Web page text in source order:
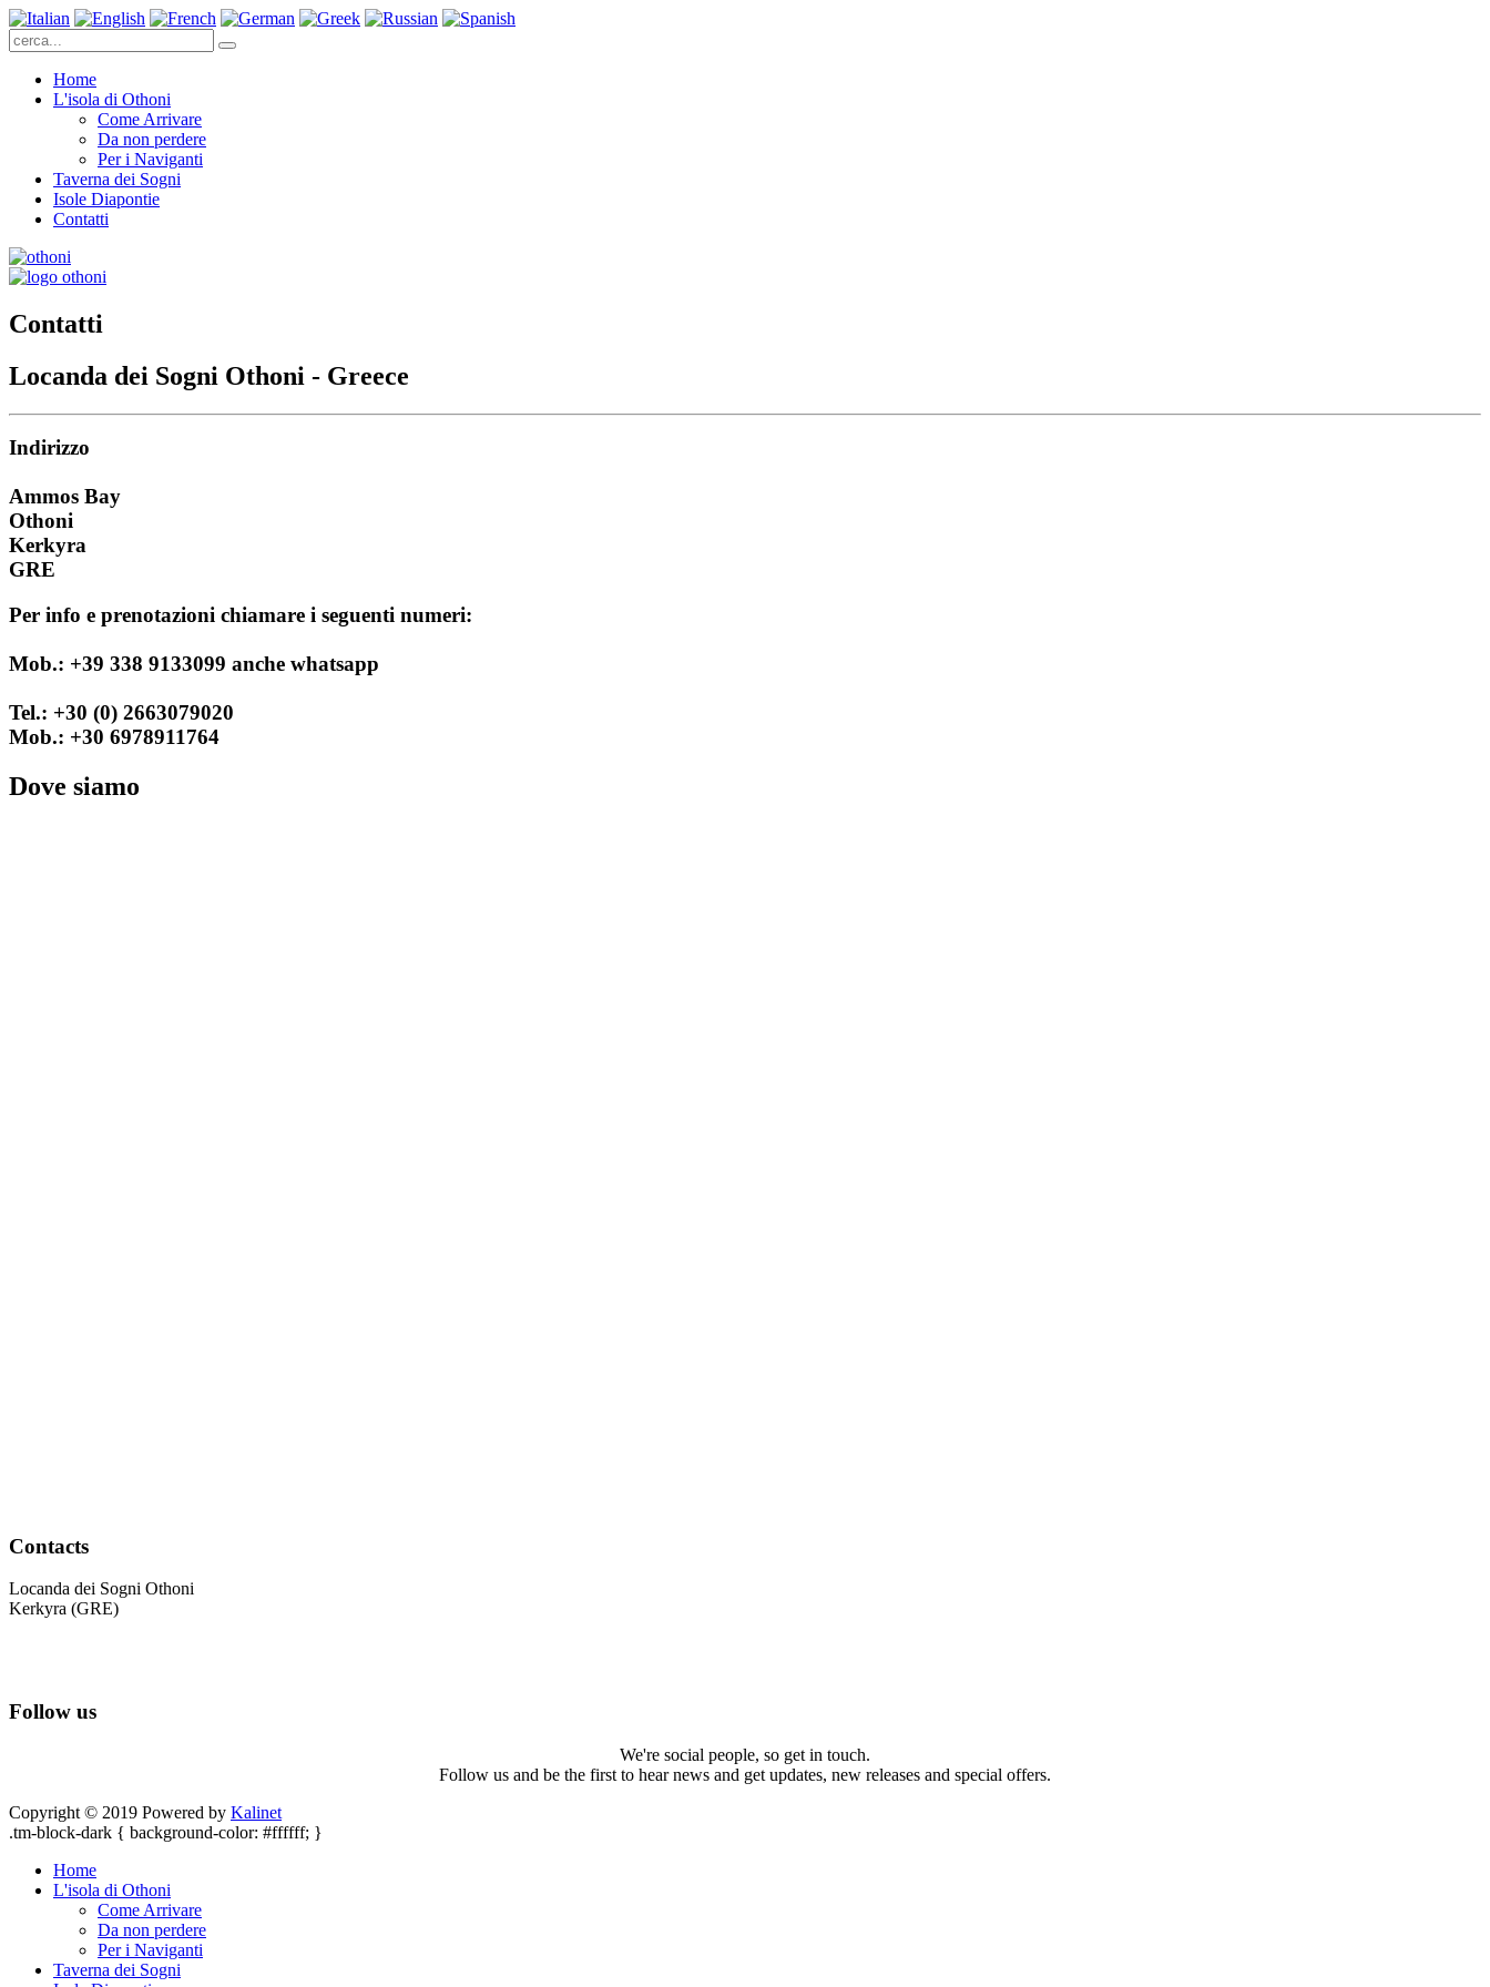
Home
L'isola di Othoni
Come Arrivare
Da non perdere
Per i Naviganti
Taverna dei Sogni
Isole Diapontie
Contatti
Contatti
Locanda dei Sogni Othoni - Greece
Indirizzo
Ammos Bay
Othoni
Kerkyra
GRE
Per info e prenotazioni chiamare i seguenti numeri:
Mob.: +39 338 9133099 anche whatsapp
Tel.: +30 (0) 2663079020
Mob.: +30 6978911764
Dove siamo
Contacts
Locanda dei Sogni Othoni
Kerkyra (GRE)
Follow us
We're social people, so get in touch.
Follow us and be the first to hear news and get updates, new releases and special offers.
Copyright © 2019 Powered by Kalinet
.tm-block-dark { background-color: #ffffff; }
Home
L'isola di Othoni
Come Arrivare
Da non perdere
Per i Naviganti
Taverna dei Sogni